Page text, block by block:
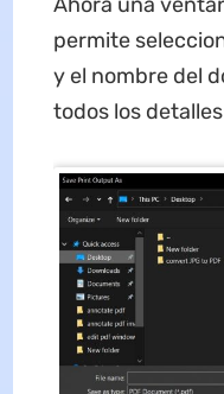
permite
y el nombre del
todos los